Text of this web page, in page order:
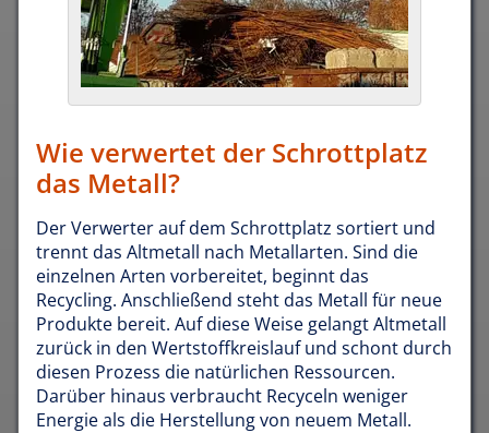
Wie verwertet der Schrottplatz
das Metall?
Der Verwerter auf dem Schrottplatz sortiert und
trennt das Altmetall nach Metallarten. Sind die
einzelnen Arten vorbereitet, beginnt das
Recycling. Anschließend steht das Metall für neue
Produkte bereit. Auf diese Weise gelangt Altmetall
zurück in den Wertstoffkreislauf und schont durch
diesen Prozess die natürlichen Ressourcen.
Darüber hinaus verbraucht Recyceln weniger
Energie als die Herstellung von neuem Metall.